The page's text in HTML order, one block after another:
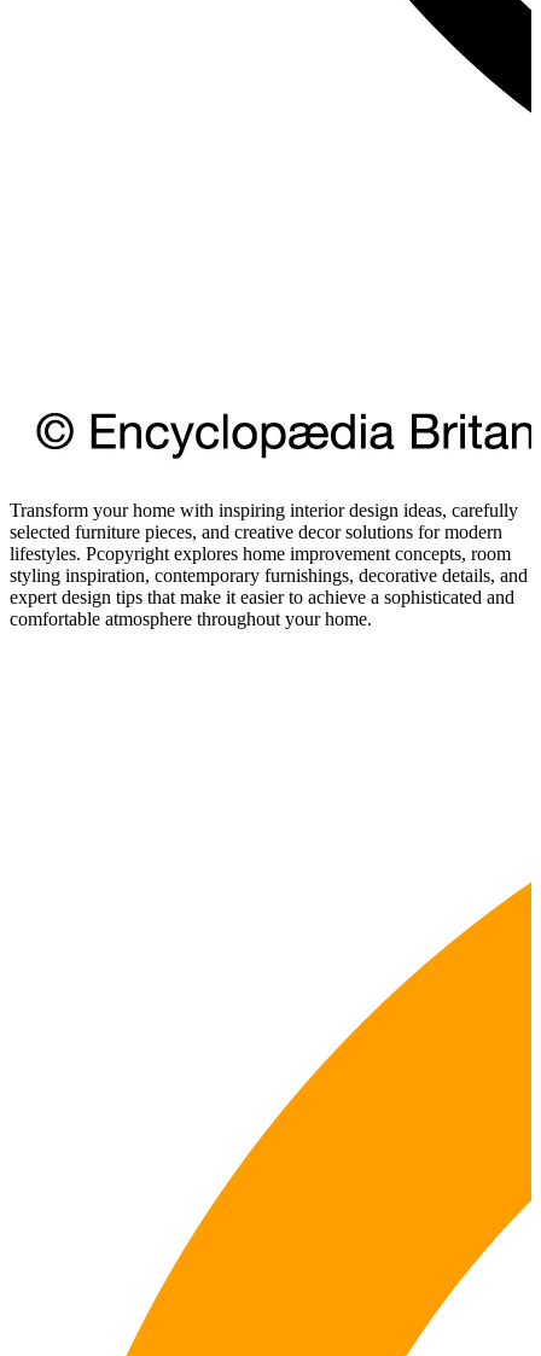
Transform your home with inspiring interior design ideas, carefully
selected furniture pieces, and creative decor solutions for modern
lifestyles. Pcopyright explores home improvement concepts, room
styling inspiration, contemporary furnishings, decorative details, and
expert design tips that make it easier to achieve a sophisticated and
comfortable atmosphere throughout your home.